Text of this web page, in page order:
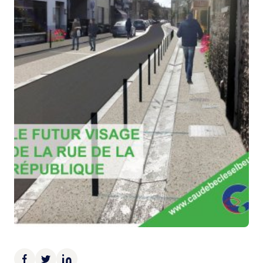
Demande d’Occupation du Domaine Public
Sécurité tranquillité
Police municipale
Pré-plainte en ligne
Tranquillité vacances
Aide à l’installation d’alarmes
Horaires pour le bricolage et le jardinage
Infos pratiques
Plan de Ville
Numéros d’urgence
Location de salles
Annuaire des services publics
DÉCOUVRIR SORTIR